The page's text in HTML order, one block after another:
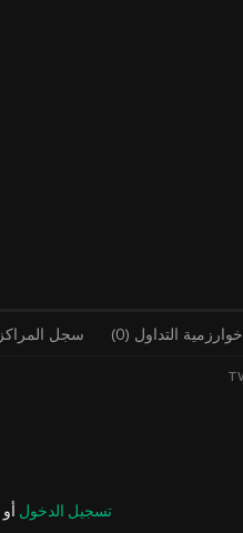
سجل المراكز خوارزمية التداول (
0
)
تسجيل الدخول أو